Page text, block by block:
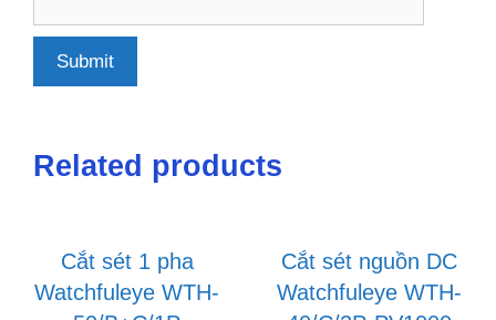
Related products
Cắt sét 1 pha
Watchfuleye WTH-
Cắt sét nguồn DC
Watchfuleye WTH-